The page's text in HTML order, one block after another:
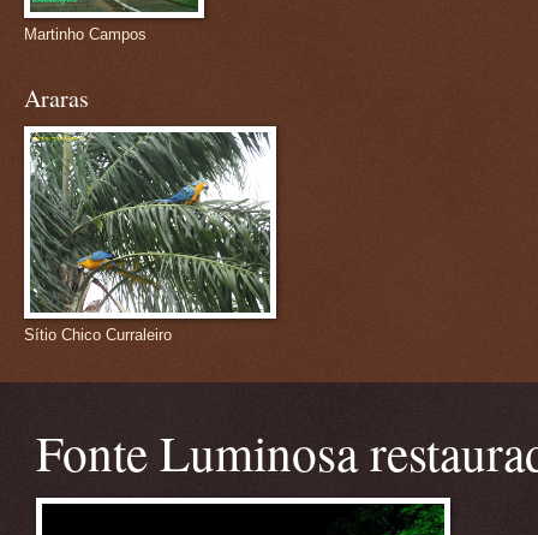
Martinho Campos
Araras
Sítio Chico Curraleiro
Fonte Luminosa